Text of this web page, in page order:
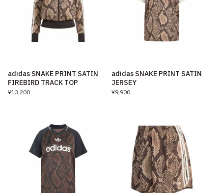
adidas SNAKE PRINT SATIN
FIREBIRD TRACK TOP
¥13,200
adidas SNAKE PRINT SATIN
JERSEY
¥9,900